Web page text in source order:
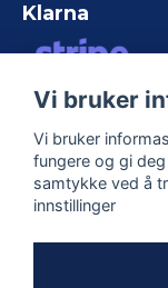
Klarna
VISA/
Følg oss
Vi bruker
Vi bruker
fungere og gi
samtykke ved å
innstillinger